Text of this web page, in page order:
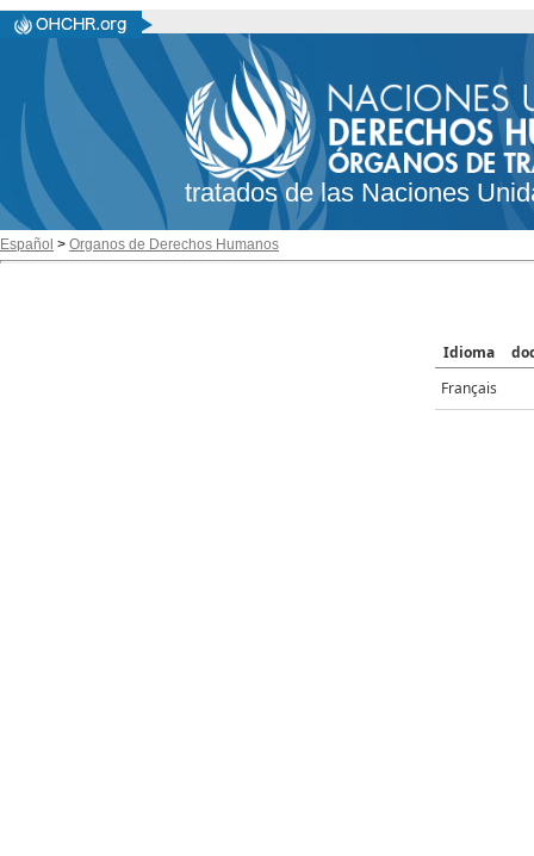
tratados de las Naciones
Español > Organos de Derechos Humanos
Idioma
Français